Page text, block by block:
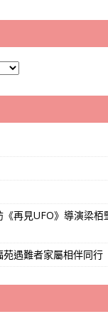
再見UFO》導演梁栢
遇難者家屬相伴同行